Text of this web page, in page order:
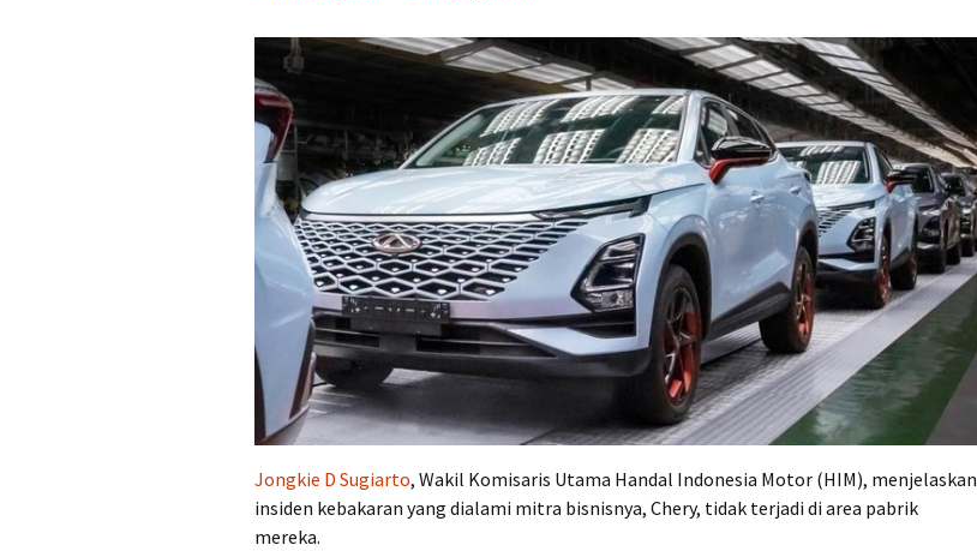
Jongkie D Sugiarto, Wakil Komisaris Utama Handal Indonesia Motor (HIM), menjelaskan
insiden kebakaran yang dialami mitra bisnisnya, Chery, tidak terjadi di area pabrik
mereka.